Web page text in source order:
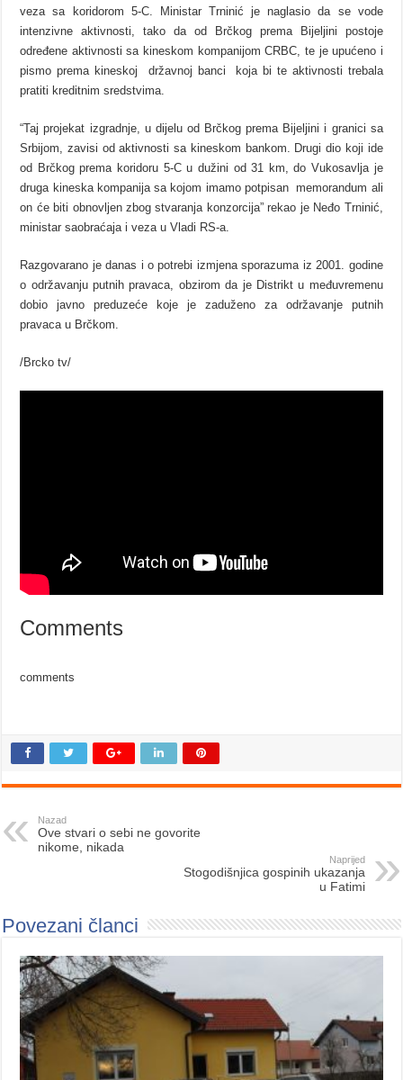
veza sa koridorom 5-C. Ministar Trninić je naglasio da se vode
intenzivne aktivnosti, tako da od Brčkog prema Bijeljini postoje
određene aktivnosti sa kineskom kompanijom CRBC, te je upućeno i
pismo prema kineskoj
državnoj banci
koja bi te aktivnosti trebala
pratiti kreditnim sredstvima.
“Taj projekat izgradnje, u dijelu od Brčkog prema Bijeljini i granici sa
Srbijom, zavisi od aktivnosti sa kineskom bankom. Drugi dio koji ide
od Brčkog prema koridoru 5-C u dužini od 31 km, do Vukosavlja je
druga kineska kompanija sa kojom imamo potpisan memorandum ali
on će biti obnovljen zbog stvaranja konzorcija” rekao je Neđo Trninić,
ministar saobraćaja i veza u Vladi RS-a.
Razgovarano je danas i o potrebi izmjena sporazuma iz 2001. godine
o održavanju putnih pravaca, obzirom da je Distrikt u međuvremenu
dobio javno preduzeće koje je zaduženo za održavanje putnih
pravaca u Brčkom.
/Brcko tv/
Comments
comments
Nazad
Ove stvari o sebi ne govorite
nikome, nikada
Naprijed
Stogodišnjica gospinih ukazanja
u Fatimi
Povezani članci